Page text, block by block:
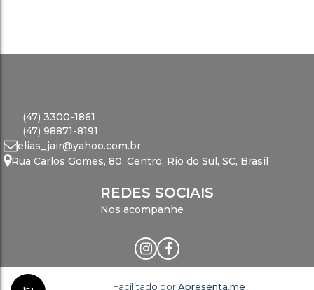
(47) 3300-1861
(47) 98871-8191
elias_jair@yahoo.com.br
Rua Carlos Gomes, 80, Centro, Rio do Sul, SC, Brasil
REDES SOCIAIS
Nos acompanhe
Facilitado porApresenta.me